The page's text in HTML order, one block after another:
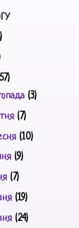
(3)
(7)
(10)
(9)
(7)
(19)
(24)